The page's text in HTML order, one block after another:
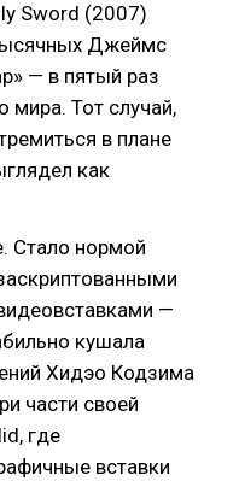
Sword (2007)
Джеймс
— в пятый раз
мира. Тот случай,
в плане
как
Стало нормой
—
кушала
Хидэо Кодзима
части своей
где
вставки